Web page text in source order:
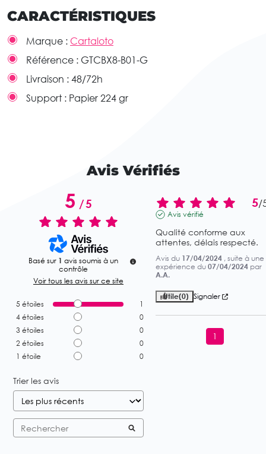
CARACTÉRISTIQUES
Marque : Cartaloto
Référence : GTCBX8-B01-G
Livraison : 48/72h
Support : Papier 224 gr
Avis Vérifiés
5/5
Basé sur 1 avis soumis à un
contrôle
Voir tous les avis sur ce site
5 étoiles
1
4 étoiles
0
3 étoiles
0
2 étoiles
0
1 étoile 0
Trier les avis
5/
Avis vérifié
Qualité conforme aux
attentes, délais respecté.
Avis du 17/04/2024 , suite à une
expérience du 07/04/2024 par
A.A.
Utile(0) Signaler
1